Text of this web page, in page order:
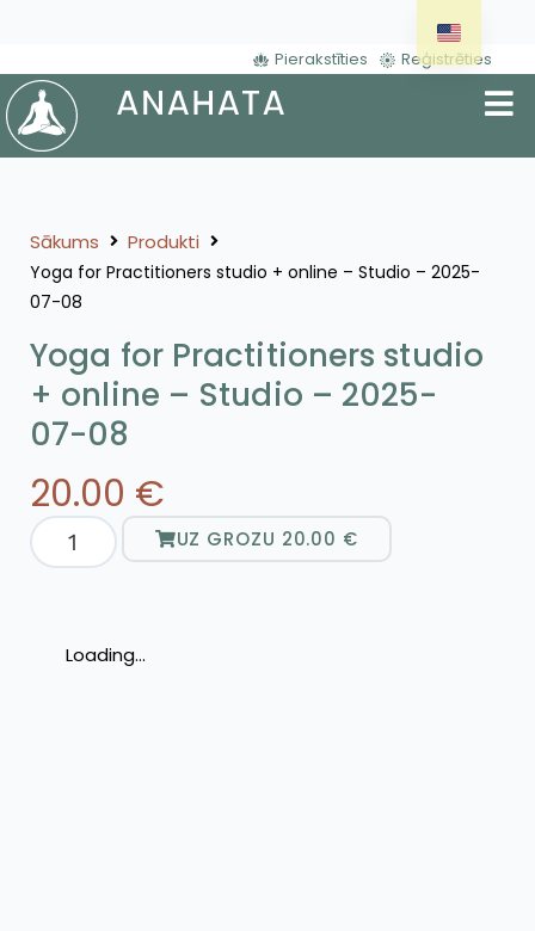
Pierakstīties Reģistrēties
Sākums Produkti
Yoga for Practitioners studio + online – Studio – 2025-
07-08
Yoga for Practitioners studio
+ online – Studio – 2025-
07-08
20.00 €
UZ GROZU 20.00 €
Loading...